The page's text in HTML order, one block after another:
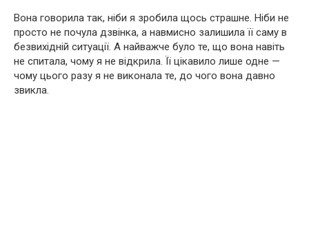
Вона говорила так, ніби я зробила щось страшне. Ніби не
просто не почула дзвінка, а навмисно залишила її саму в
безвихідній ситуації. А найважче було те, що вона навіть
не спитала, чому я не відкрила. Її цікавило лише одне —
чому цього разу я не виконала те, до чого вона давно
звикла.